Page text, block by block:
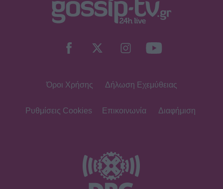
GOSSIP SPECIALS
Σας μοιάζει η Σμαράγδα Καρύδη για
έχει η τούρτα της σήμερα!
πρώτο πράγμα που κάνω...» - Δες
Κανακαρά: Τι σημαίνει ο τίτλος της
νέας σειράς του Mega - Το ιδιαίτερο
Όροι Χρήσης Δήλωση Εχεμύθειας
Ρυθμίσεις Cookies Επικοινωνία Διαφήμιση